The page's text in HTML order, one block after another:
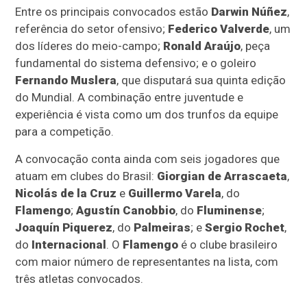
Entre os principais convocados estão Darwin Núñez,
referência do setor ofensivo; Federico Valverde, um
dos líderes do meio-campo; Ronald Araújo, peça
fundamental do sistema defensivo; e o goleiro
Fernando Muslera, que disputará sua quinta edição
do Mundial. A combinação entre juventude e
experiência é vista como um dos trunfos da equipe
para a competição.
A convocação conta ainda com seis jogadores que
atuam em clubes do Brasil: Giorgian de Arrascaeta,
Nicolás de la Cruz e Guillermo Varela, do
Flamengo;Agustín Canobbio, do Fluminense;
Joaquín Piquerez, do Palmeiras; eSergio Rochet,
do Internacional . O Flamengo é o clube brasileiro
com maior número de representantes na lista, com
três atletas convocados.